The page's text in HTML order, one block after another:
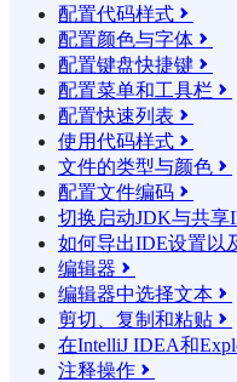
配置代码样式 
配置颜色与字体 
配置键盘快捷键 
配置菜单和工具栏 
配置快速列表 
使用代码样式 
文件的类型与颜色 
配置文件编码 
切换启动JDK与共享
如何导出IDE设置以
编辑器 
编辑器中选择文本 
剪切、复制和粘贴 
在IntelliJ IDEA和
注释操作 